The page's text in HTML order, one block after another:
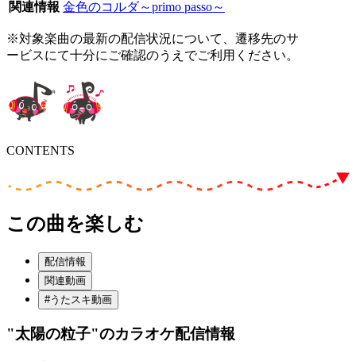
関連情報 金色のコルダ～primo passo～
※対象楽曲の最新の配信状況について、遷移先のサ
ービスにて十分にご確認のうえでご利用ください。
CONTENTS
この曲を楽しむ
配信情報
関連動画
#うたスキ動画
"太陽の粒子"のカラオケ配信情報